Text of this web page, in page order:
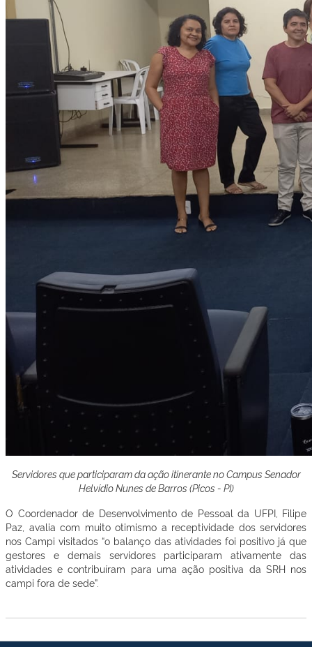
Servidores que participaram da ação itinerante no Campus Senador
Helvídio Nunes de Barros (Picos - PI)
O Coordenador de Desenvolvimento de Pessoal da UFPI, Filipe
Paz, avalia com muito otimismo a receptividade dos servidores
nos Campi visitados “o balanço das atividades foi positivo já que
gestores e demais servidores participaram ativamente das
atividades e contribuíram para uma ação positiva da SRH nos
campi fora de sede”.